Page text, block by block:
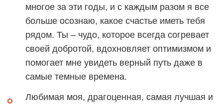
многое за эти годы, и с каждым разом я все
больше осознаю, какое счастье иметь тебя
рядом. Ты – чудо, которое всегда согревает
своей добротой, вдохновляет оптимизмом и
помогает мне увидеть верный путь даже в
самые темные времена.
Любимая моя, драгоценная, самая лучшая и